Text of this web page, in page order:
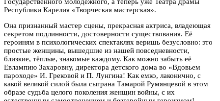
Республики Карелия «Творческая мастерская».
Она признанный мастер сцены, прекрасная актриса, владеющая
секретом подлинности, достоверности существования. Её
героиням в психологических спектаклях веришь безусловно: это
простые женщины, вышедшие из нашей повседневности,
близкие, тёплые, знакомые каждому. Как можно забыть её
Евлампию Захаровну, директора детского дома во «Вдовьем
пароходе» И. Грековой и П. Лунгина! Как емко, лаконично, с
какой великой силой была сыграна Тамарой Румянцевой в этом
образе судьба целого поколения женщин войны, с их